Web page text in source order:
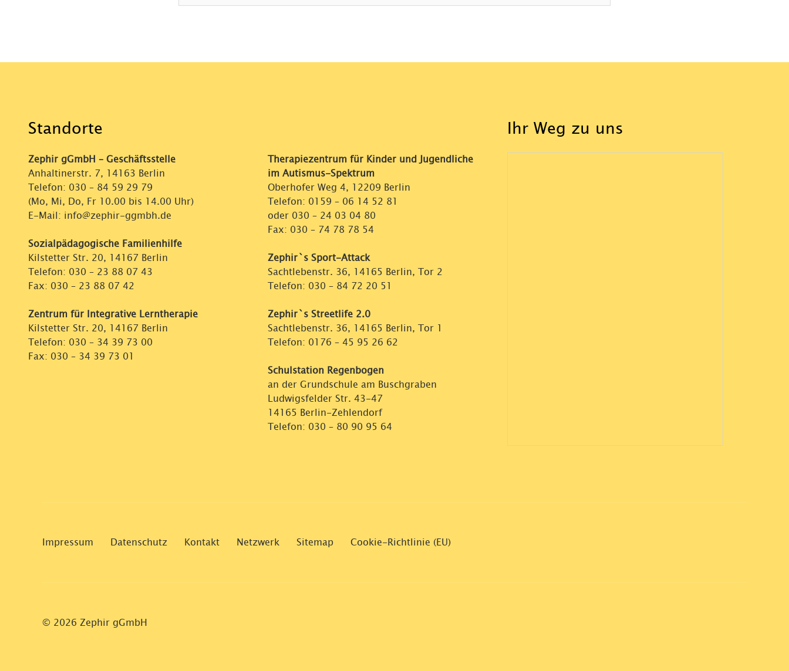
Standorte
Zephir gGmbH – Geschäftsstelle
Anhaltinerstr. 7, 14163 Berlin
Telefon: 030 – 84 59 29 79
(Mo, Mi, Do, Fr 10.00 bis 14.00 Uhr)
E-Mail: info@zephir-ggmbh.de
Sozialpädagogische Familienhilfe
Kilstetter Str. 20, 14167 Berlin
Telefon: 030 – 23 88 07 43
Fax: 030 – 23 88 07 42
Zentrum für Integrative Lerntherapie
Kilstetter Str. 20, 14167 Berlin
Telefon: 030 – 34 39 73 00
Fax: 030 – 34 39 73 01
Therapiezentrum für Kinder und Jugendliche
im Autismus-Spektrum
Oberhofer Weg 4, 12209 Berlin
Telefon: 0159 – 06 14 52 81
oder 030 – 24 03 04 80
Fax: 030 – 74 78 78 54
Zephir`s Sport-Attack
Sachtlebenstr. 36, 14165 Berlin, Tor 2
Telefon: 030 – 84 72 20 51
Zephir`s Streetlife 2.0
Sachtlebenstr. 36, 14165 Berlin, Tor 1
Telefon: 0176 – 45 95 26 62
Schulstation Regenbogen
an der Grundschule am Buschgraben
Ludwigsfelder Str. 43-47
14165 Berlin-Zehlendorf
Telefon: 030 – 80 90 95 64
Ihr Weg zu uns
Impressum Datenschutz Kontakt Netzwerk Sitemap Cookie-Richtlinie (EU)
© 2026 Zephir gGmbH